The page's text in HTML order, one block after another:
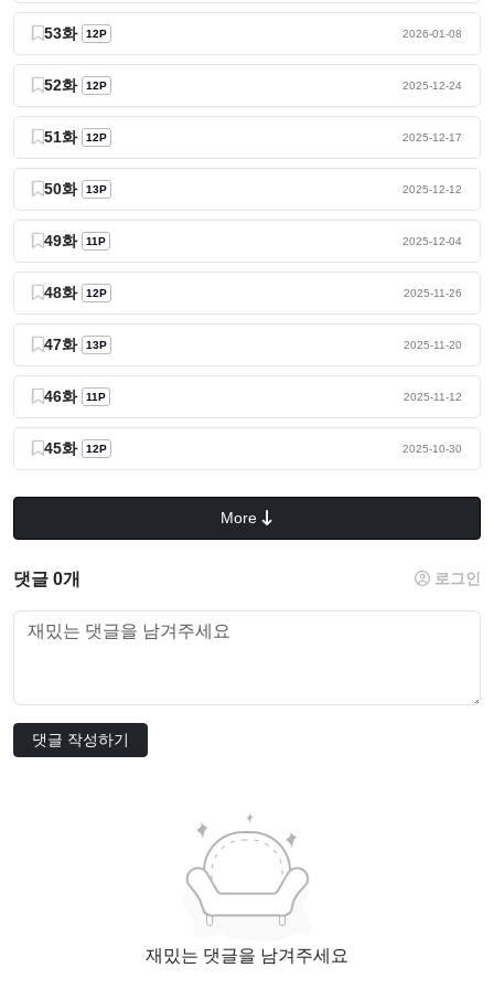
53화 12P 2026-01-08
52화 12P 2025-12-24
51화 12P 2025-12-17
50화 13P 2025-12-12
49화 11P 2025-12-04
48화 12P 2025-11-26
47화 13P 2025-11-20
46화 11P 2025-11-12
45화 12P 2025-10-30
More
댓글 0개 로그인
댓글 작성하기
재밌는 댓글을 남겨주세요